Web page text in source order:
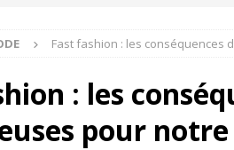
[ août 3, 2026 ] Pervers narcissique
[ août 2, 2026 ]
Les expériences
[ août 2, 2026 ] Meilleure saison pour
Fast fashion : les
: les
pour